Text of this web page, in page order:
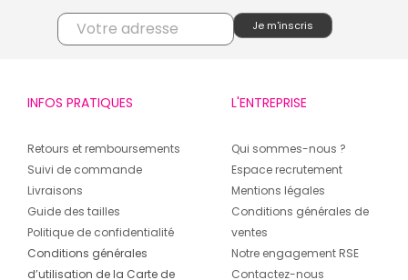
INFOS PRATIQUES
Retours et remboursements
Suivi de commande
Livraisons
Guide des tailles
Politique de confidentialité
Conditions générales
d’utilisation de la Carte de
L'ENTREPRISE
Qui sommes-nous ?
Espace recrutement
Mentions légales
Conditions générales de
ventes
Notre engagement RSE
Contactez-nous